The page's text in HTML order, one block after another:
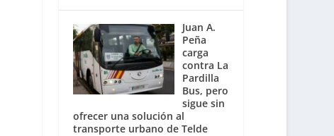
Juan A.
Peña
carga
contra La
Pardilla
Bus, pero
sigue sin
ofrecer una solución al
transporte urbano de Telde